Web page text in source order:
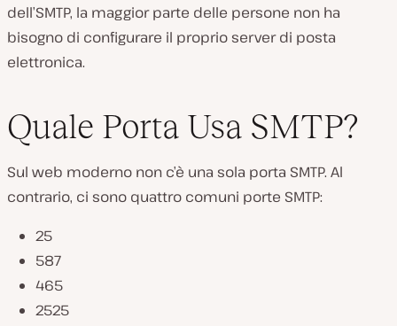
dell’SMTP, la maggior parte delle persone non ha
bisogno di configurare il proprio server di posta
elettronica.
Quale Porta Usa SMTP?
Sul web moderno non c’è una sola porta SMTP. Al
contrario, ci sono quattro comuni porte SMTP:
25
587
465
2525